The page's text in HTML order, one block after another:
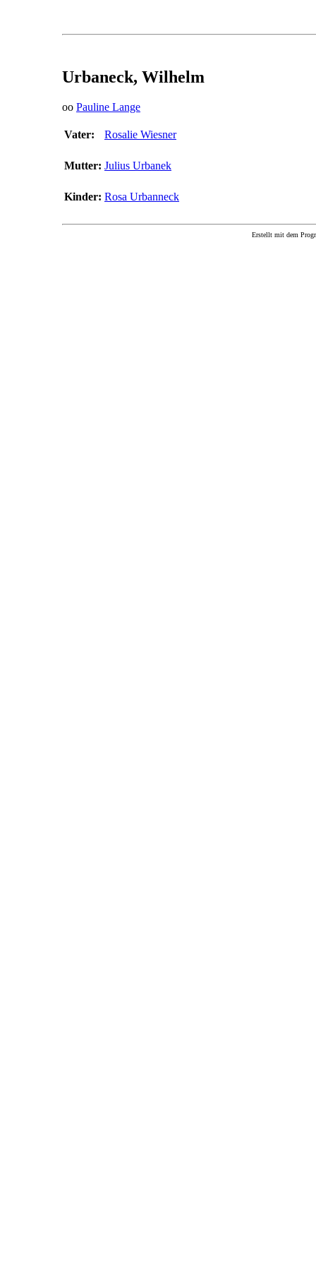
Urbaneck, Wilhelm
oo Pauline Lange
Vater: Rosalie Wiesner
Mutter: Julius Urbanek
Kinder: Rosa Urbanneck
Erstellt mit dem